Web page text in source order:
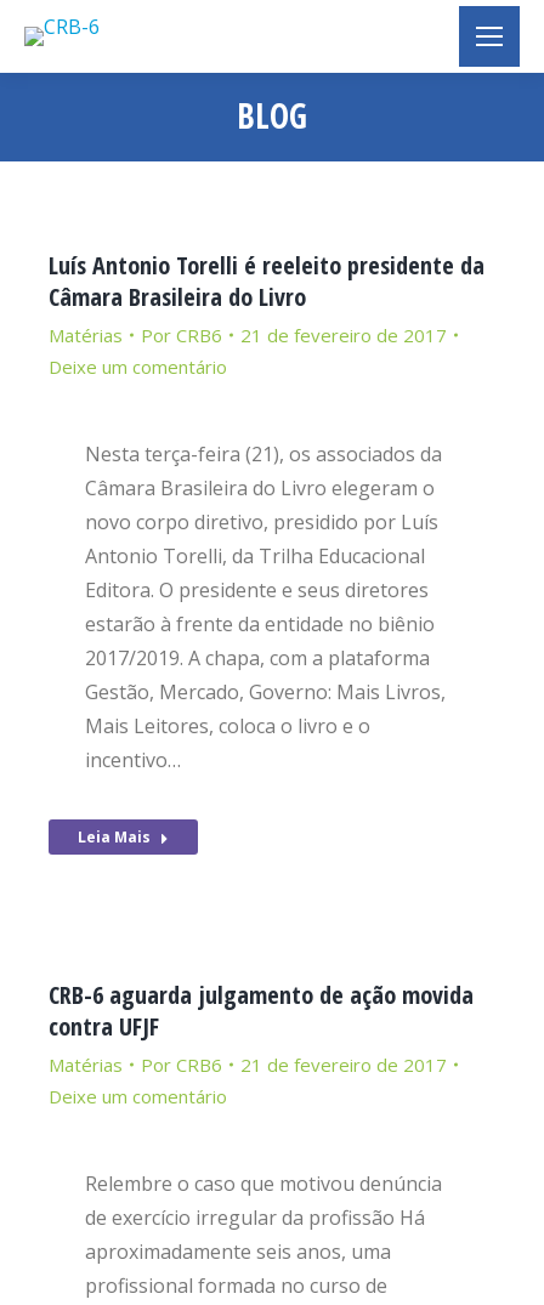
BLOG
Você está aqui:
Luís Antonio Torelli é reeleito presidente da
Câmara Brasileira do Livro
Matérias Por CRB6
21 de fevereiro de 2017
Deixe um comentário
Nesta terça-feira (21), os associados da
Câmara Brasileira do Livro elegeram o
novo corpo diretivo, presidido por Luís
Antonio Torelli, da Trilha Educacional
Editora. O presidente e seus diretores
estarão à frente da entidade no biênio
2017/2019. A chapa, com a plataforma
Gestão, Mercado, Governo: Mais Livros,
Mais Leitores, coloca o livro e o
incentivo…
Leia Mais
CRB-6 aguarda julgamento de ação movida
contra UFJF
Matérias Por CRB6
21 de fevereiro de 2017
Deixe um comentário
Relembre o caso que motivou denúncia
de exercício irregular da profissão Há
aproximadamente seis anos, uma
profissional formada no curso de